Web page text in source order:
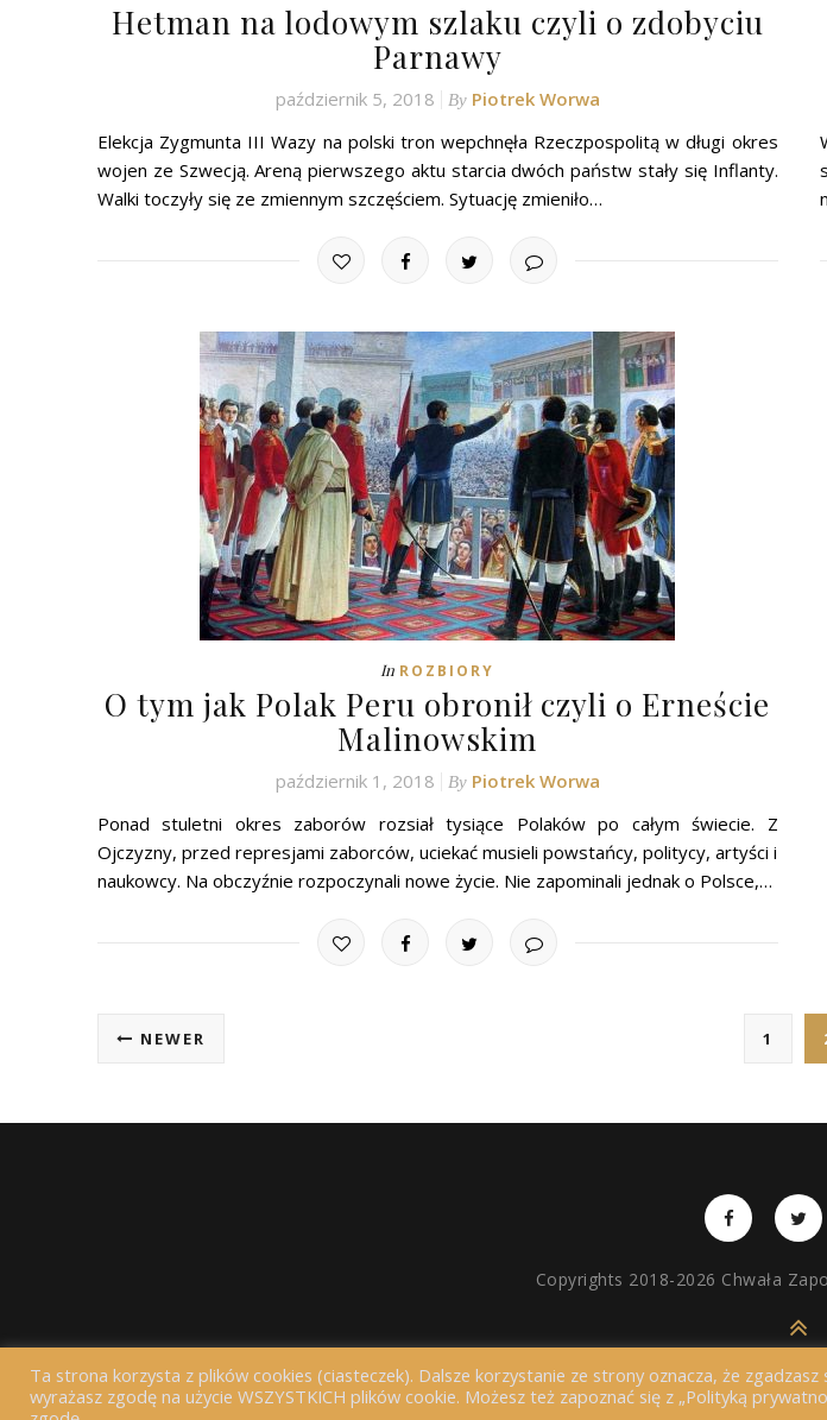
Hetman na lodowym szlaku czyli o zdobyciu
Parnawy
październik 5, 2018 By Piotrek Worwa
Elekcja Zygmunta III Wazy na polski tron wepchnęła Rzeczpospolitą w długi okres
wojen ze Szwecją. Areną pierwszego aktu starcia dwóch państw stały się Inflanty.
Walki toczyły się ze zmiennym szczęściem. Sytuację zmieniło…
In ROZBIORY
O tym jak Polak Peru obronił czyli o Erneście
Malinowskim
październik 1, 2018 By Piotrek Worwa
Ponad stuletni okres zaborów rozsiał tysiące Polaków po całym świecie. Z
Ojczyzny, przed represjami zaborców, uciekać musieli powstańcy, politycy, artyści i
naukowcy. Na obczyźnie rozpoczynali nowe życie. Nie zapominali jednak o Polsce,…
1
NEWER
Copyrights 2018-2026 Chwała
BACK TO
Ta strona korzysta z plików cookies (ciasteczek). Dalsze korzystanie ze strony oznacza, że zgadzasz
wyrażasz zgodę na użycie WSZYSTKICH plików cookie. Możesz też zapoznać się z „Polityką